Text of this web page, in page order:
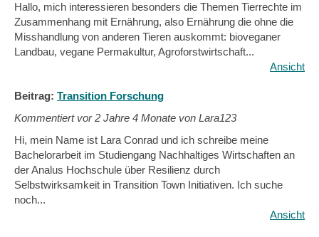
Hallo, mich interessieren besonders die Themen Tierrechte im
Zusammenhang mit Ernährung, also Ernährung die ohne die
Misshandlung von anderen Tieren auskommt: bioveganer
Landbau, vegane Permakultur, Agroforstwirtschaft...
Ansicht
Beitrag: Transition Forschung
Kommentiert vor2 Jahre 4 Monate von Lara123
Hi, mein Name ist Lara Conrad und ich schreibe meine
Bachelorarbeit im Studiengang Nachhaltiges Wirtschaften an
der Analus Hochschule über Resilienz durch
Selbstwirksamkeit in Transition Town Initiativen. Ich suche
noch...
Ansicht